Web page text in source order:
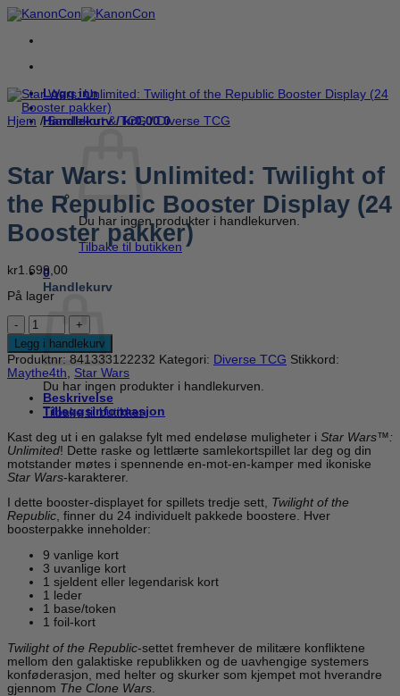
Skip
content
Logg inn
Handlekurv / kr0,00 0
Du har ingen produkter i handlekurven.
Tilbake til butikken
0
Handlekurv
Du har ingen produkter i handlekurven.
Tilbake til butikken
Hjem / Samlekort & TCG / Diverse TCG
Star Wars: Unlimited: Twilight of
the Republic Booster Display (24
Booster pakker)
kr1.699,00
På lager
Star
Wars:
Unlimited:
Twilight
of
the
Republic
Booster
(24
Booster
pakker)
antall
Legg i handlekurv
Produktnr: 841333122232 Kategori: Diverse TCG Stikkord:
Maythe4th
Star Wars
Beskrivelse
Tilleggsinformasjon
Kast deg ut i en galakse fylt med endeløse muligheter i Star Wars™:
Unlimited! Dette raske og lettlærte samlekortspillet lar deg og din
motstander møtes i spennende en-mot-en-kamper med ikoniske
Star Wars-karakterer.
I dette booster-displayet for spillets tredje sett, Twilight of the
Republic, finner du 24 individuelt pakkede boostere. Hver
boosterpakke inneholder:
9 vanlige kort
3 uvanlige kort
1 sjeldent eller legendarisk kort
1 leder
1 base/token
1 foil-kort
Twilight of the Republic-settet fremhever de militære konfliktene
mellom den galaktiske republikken og de uavhengige systemers
konføderasjon, med helter og skurker som kjempet mot hverandre
gjennom The Clone Wars